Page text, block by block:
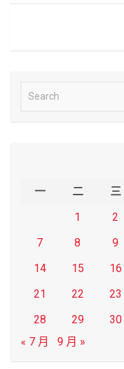
e
一 二 三
1
2
7
8 9
14
15 16
21
22 23
28
29 30
« 7 月
9 月 »